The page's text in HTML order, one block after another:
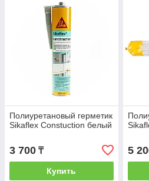
Полиуретановый герметик
Sikaflex Constuction белый
3 700 ₸
Купить
5